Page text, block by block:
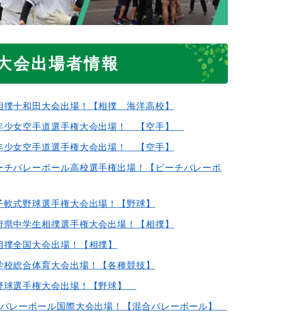
会出場者情報
撲十和田大会出場！【相撲 海洋高校】
少女空手道選手権大会出場！ 【空手】
少女空手道選手権大会出場！ 【空手】
チバレーボール高校選手権出場！【ビーチバレーボ
式野球選手権大会出場！【野球】
県中学生相撲選手権大会出場！【相撲】
全国大会出場！【相撲】
総合体育大会出場！【各種競技】
球選手権大会出場！【野球】
レーボール国際大会出場！【混合バレーボール】